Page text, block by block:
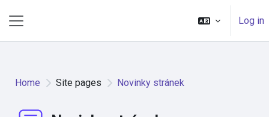
Log in
Home Site pages Novinky stránek